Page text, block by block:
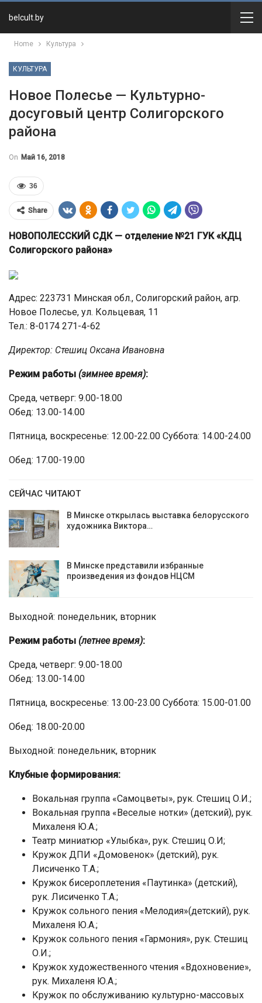
belcult.by
Home Культура
КУЛЬТУРА
Новое Полесье — Культурно-
досуговый центр Солигорского
района
On Май 16, 2018
36
Share
НОВОПОЛЕССКИЙ СДК — отделение №21 ГУК «КДЦ
Солигорского района»
Адрес: 223731 Минская обл., Солигорский район, агр.
Новое Полесье, ул. Кольцевая, 11
Тел.: 8-0174 271-4-62
Директор: Стешиц Оксана Ивановна
Режим работы (зимнее время):
Среда, четверг: 9.00-18.00
Обед: 13.00-14.00
Пятница, воскресенье: 12.00-22.00 Суббота: 14.00-24.00
Обед: 17.00-19.00
СЕЙЧАС ЧИТАЮТ
В Минске открылась выставка белорусского
художника Виктора…
В Минске представили избранные
произведения из фондов НЦСМ
Выходной: понедельник, вторник
Режим работы (летнее время):
Среда, четверг: 9.00-18.00
Обед: 13.00-14.00
Пятница, воскресенье: 13.00-23.00 Суббота: 15.00-01.00
Обед: 18.00-20.00
Выходной: понедельник, вторник
Клубные формирования:
Вокальная группа «Самоцветы», рук. Стешиц О.И.;
Вокальная группа «Веселые нотки» (детский), рук.
Михаленя Ю.А.;
Театр миниатюр «Улыбка», рук. Стешиц О.И;
Кружок ДПИ «Домовенок» (детский), рук.
Лисиченко Т.А.;
Кружок бисероплетения «Паутинка» (детский),
рук. Лисиченко Т.А.;
Кружок сольного пения «Мелодия»(детский), рук.
Михаленя Ю.А.;
Кружок сольного пения «Гармония», рук. Стешиц
О.И.;
Кружок художественного чтения «Вдохновение»,
рук. Михаленя Ю.А.;
Кружок по обслуживанию культурно-массовых